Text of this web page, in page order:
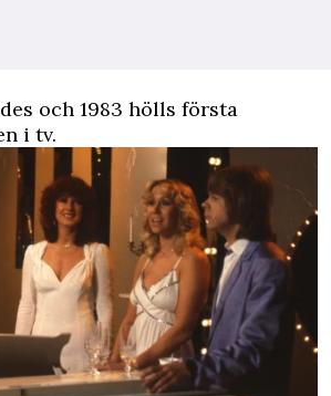
och 1983 hölls första
i tv.